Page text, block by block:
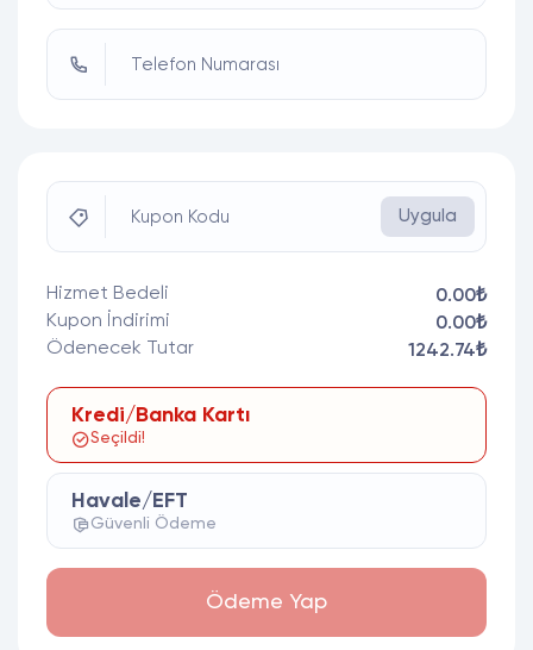
Telefon Numarası
Kupon Kodu Uygula
Hizmet Bedeli
0.00₺
Kupon İndirimi
0.00₺
Ödenecek Tutar
1242.74₺
Kredi/Banka Kartı
Seçildi!
Havale/EFT
Güvenli Ödeme
Ödeme Yap